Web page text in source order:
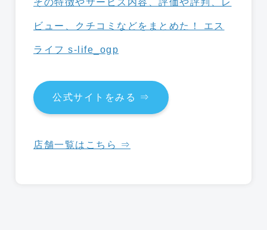
公式サイトをみる ⇒
店舗一覧はこちら ⇒